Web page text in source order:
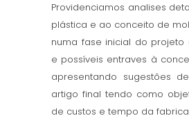
Providenciamos analises
plástica e ao conceito de
numa fase inicial do projeto
e possíveis entraves à
apresentando sugestões
artigo final tendo como
de custos e tempo da